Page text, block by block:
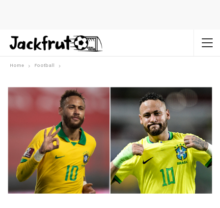
Home Football